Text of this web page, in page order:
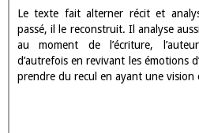
Le texte fait alterner récit et
passé, il le reconstruit. Il analyse
au moment de l’écriture,
d’autrefois en revivant les émotions
prendre du recul en ayant une vision